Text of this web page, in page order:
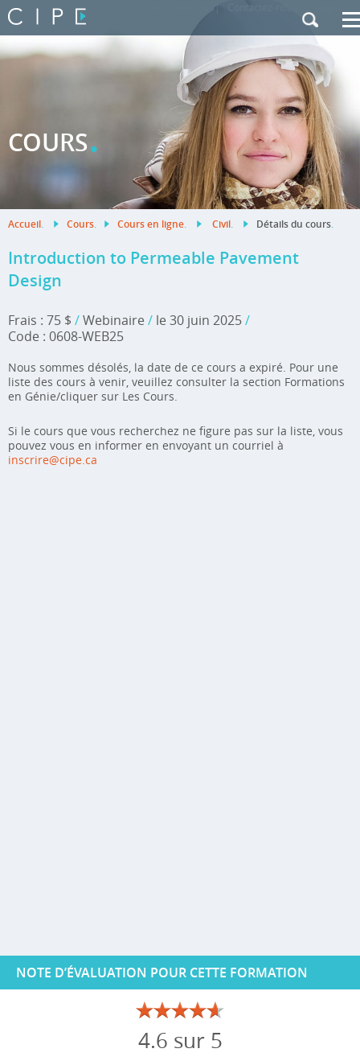
|
COURS.
Accueil. Cours. Cours en ligne. Civil. Détails du cours.
Introduction to Permeable Pavement
Design
Frais : 75 $ /Webinaire / le 30 juin 2025/
Code : 0608-WEB25
Nous sommes désolés, la date de ce cours a expiré. Pour une
liste des cours à venir, veuillez consulter la section Formations
en Génie/cliquer sur Les Cours.
Si le cours que vous recherchez ne figure pas sur la liste, vous
pouvez vous en informer en envoyant un courriel à
inscrire@cipe.ca
NOTE D’ÉVALUATION POUR CETTE FORMATION
4.6 sur 5